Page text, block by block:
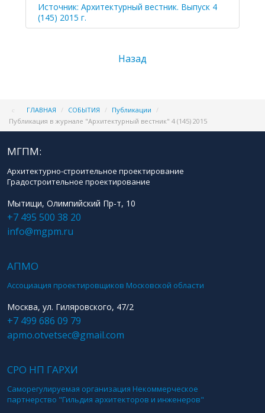
Источник: Архитектурный вестник. Выпуск 4
(145) 2015 г.
Назад
ГЛАВНАЯ / СОБЫТИЯ / Публикации /
Публикация в журнале "Архитектурный вестник" 4 (145) 2015
МГПМ:
Архитектурно-строительное проектирование
Градостроительное проектирование
Мытищи, Олимпийский Пр-т, 10
+7 495 500 38 20
info@mgpm.ru
АПМО
Ассоциация проектировщиков Московской области
Москва, ул. Гиляровского, 47/2
+7 499 686 09 79
apmo.otvetsec@gmail.com
СРО НП ГАРХИ
Саморегулируемая организация Некоммерческое
партнерство "Гильдия архитекторов и инженеров"